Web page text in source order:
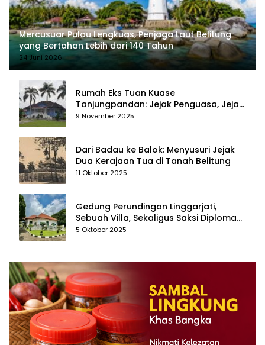
Mercusuar Pulau Lengkuas, Penjaga Laut Belitung
yang Bertahan Lebih dari 140 Tahun
24 Juni 2026
Rumah Eks Tuan Kuase
Tanjungpandan: Jejak Penguasa, Jejak
Kenangan
9 November 2025
Dari Badau ke Balok: Menyusuri Jejak
Dua Kerajaan Tua di Tanah Belitung
11 Oktober 2025
Gedung Perundingan Linggarjati,
Sebuah Villa, Sekaligus Saksi Diplomasi
yang Mengubah Arah Bangsa
5 Oktober 2025